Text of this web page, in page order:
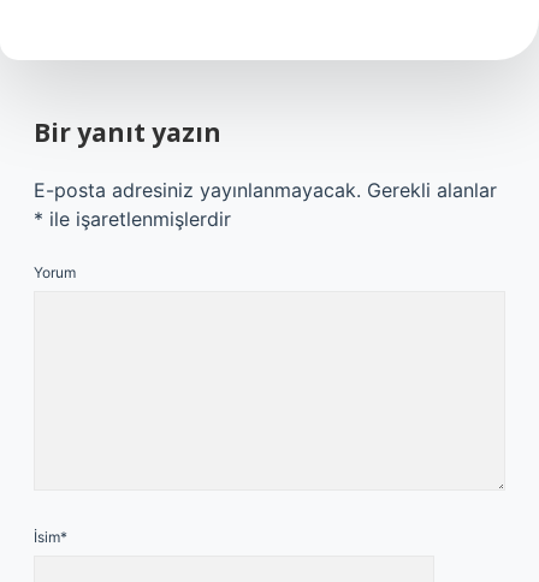
Bir yanıt yazın
E-posta adresiniz yayınlanmayacak. Gerekli alanlar
* ile işaretlenmişlerdir
Yorum
İsim*